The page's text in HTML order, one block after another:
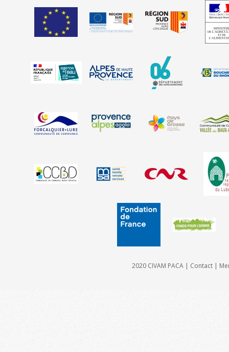
2020 CIVAM PACA | Contact|